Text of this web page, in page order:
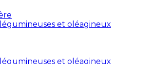
et oléagineux
et oléagineux